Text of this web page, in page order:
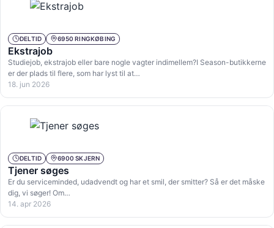
DELTID 6950 RINGKØBING
Ekstrajob
Studiejob, ekstrajob eller bare nogle vagter indimellem?I Season-butikkerne
er der plads til flere, som har lyst til at…
18. jun 2026
DELTID 6900 SKJERN
Tjener søges
Er du serviceminded, udadvendt og har et smil, der smitter? Så er det måske
dig, vi søger! Om…
14. apr 2026